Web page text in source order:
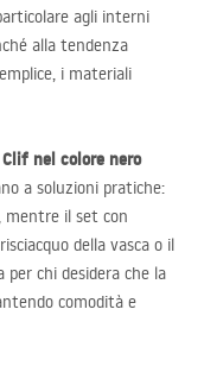
agli interni
alla tendenza
i materiali
Clif nel colore nero
a soluzioni pratiche:
mentre il set con
della vasca o il
per chi desidera che la
comodità e